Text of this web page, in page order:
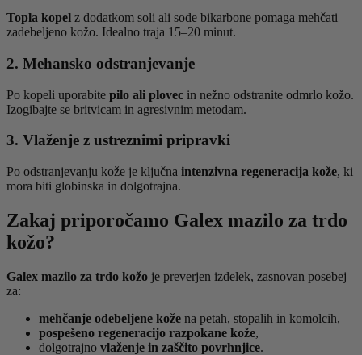
Topla kopel z dodatkom soli ali sode bikarbone pomaga mehčati
zadebeljeno kožo. Idealno traja 15–20 minut.
2. Mehansko odstranjevanje
Po kopeli uporabite pilo ali plovec in nežno odstranite odmrlo kožo.
Izogibajte se britvicam in agresivnim metodam.
3. Vlaženje z ustreznimi pripravki
Po odstranjevanju kože je ključna intenzivna regeneracija kože, ki
mora biti globinska in dolgotrajna.
Zakaj priporočamo Galex mazilo za trdo
kožo?
Galex mazilo za trdo kožo je preverjen izdelek, zasnovan posebej
za:
mehčanje odebeljene kože na petah, stopalih in komolcih,
pospešeno regeneracijo razpokane kože,
dolgotrajno vlaženje in zaščito povrhnjice.